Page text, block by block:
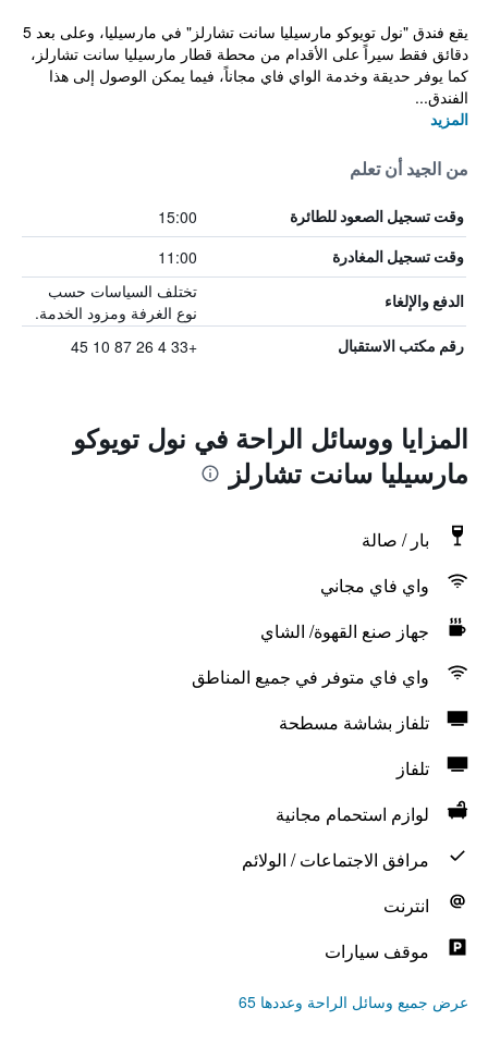
يقع فندق "نول تويوكو مارسيليا سانت تشارلز" في مارسيليا، وعلى بعد 5
دقائق فقط سيراً على الأقدام من محطة قطار مارسيليا سانت تشارلز،
كما يوفر حديقة وخدمة الواي فاي مجاناً، فيما يمكن الوصول إلى هذا
الفندق...
المزيد
من الجيد أن تعلم
وقت تسجيل الصعود للطائرة 15:00
وقت تسجيل المغادرة 11:00
الدفع والإلغاء
تختلف السياسات حسب
نوع الغرفة ومزود الخدمة.
رقم مكتب الاستقبال +33 4 26 87 10 45
المزايا ووسائل الراحة في نول تويوكو
مارسيليا سانت تشارلز
بار / صالة
واي فاي مجاني
جهاز صنع القهوة/ الشاي
واي فاي متوفر في جميع المناطق
تلفاز بشاشة مسطحة
تلفاز
لوازم استحمام مجانية
مرافق الاجتماعات / الولائم
انترنت
موقف سيارات
عرض جميع وسائل الراحة وعددها 65